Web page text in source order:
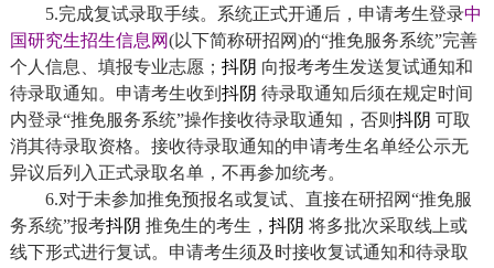
5.完成复试录取手续。系统正式开通后，申请考生登录中
国研究生招生信息网(以下简称研招网)的“推免服务系统”完善
个人信息、填报专业志愿； 抖阴 向报考考生发送复试通知和
待录取通知。申请考生收到 抖阴 待录取通知后须在规定时间
内登录“推免服务系统”操作接收待录取通知，否则 抖阴 可取
消其待录取资格。接收待录取通知的申请考生名单经公示无
异议后列入正式录取名单，不再参加统考。
6.对于未参加推免预报名或复试、直接在研招网“推免服
务系统”报考抖阴 推免生的考生， 抖阴 将多批次采取线上或
线下形式进行复试。申请考生须及时接收复试通知和待录取